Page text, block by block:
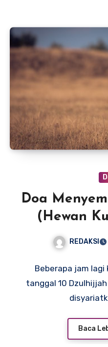
Doa
(Hewan
Sesuai
REDAKSI
Beberapa jam
tanggal 10
Baca